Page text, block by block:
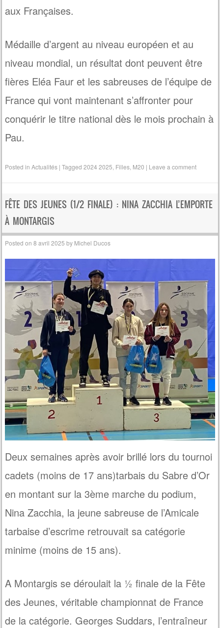
aux Françaises.
Médaille d’argent au niveau européen et au
niveau mondial, un résultat dont peuvent être
fières Eléa Faur et les sabreuses de l’équipe de
France qui vont maintenant s’affronter pour
conquérir le titre national dès le mois prochain à
Pau.
Posted inActualités |Tagged2024 2025 Filles M20 | Leave a comment
FÊTE DES JEUNES (1/2 FINALE) : NINA ZACCHIA L’EMPORTE
À MONTARGIS
Posted on8 avril 2025 by Michel Ducos
Deux semaines après avoir brillé lors du tournoi
cadets (moins de 17 ans)tarbais du Sabre d’Or
en montant sur la 3ème marche du podium,
Nina Zacchia, la jeune sabreuse de l’Amicale
tarbaise d’escrime retrouvait sa catégorie
minime (moins de 15 ans).
A Montargis se déroulait la ½ finale de la Fête
des Jeunes, véritable championnat de France
de la catégorie. Georges Suddars, l’entraîneur